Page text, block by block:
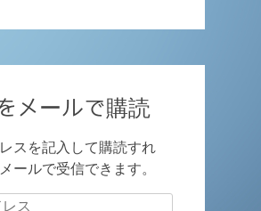
メールで購読
スを記入して購読すれ
ールで受信できます。